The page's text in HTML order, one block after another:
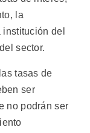
la
del
sector.
tasas de
ser
no podrán ser